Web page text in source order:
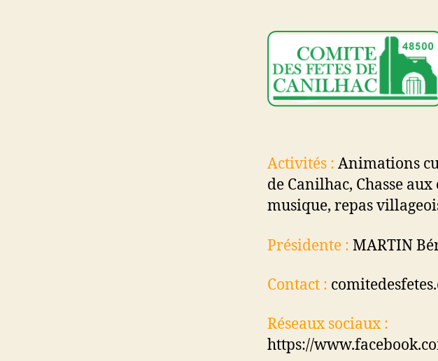
Activités : Animations
de Canilhac, Chasse
musique, repas
Présidente : MARTIN
Contact :
Réseaux sociaux :
https://